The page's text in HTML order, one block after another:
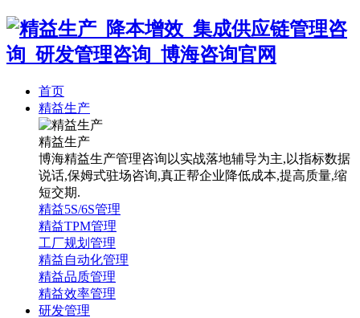
首页
精益生产
精益生产
博海精益生产管理咨询以实战落地辅导为主,以指标数据
说话,保姆式驻场咨询,真正帮企业降低成本,提高质量,缩
短交期.
精益5S/6S管理
精益TPM管理
工厂规划管理
精益自动化管理
精益品质管理
精益效率管理
研发管理